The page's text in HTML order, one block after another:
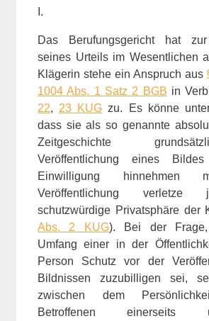
I.
Das Berufungsgericht hat
seines Urteils im Wesentlichen
Klägerin stehe ein Anspruch aus
1004 Abs. 1 Satz 2 BGB in
22, 23 KUG zu. Es könne
dass sie als so genannte
Zeitgeschichte
Veröffentlichung eines
Einwilligung hinnehmen
Veröffentlichung
schutzwürdige Privatsphäre der
Abs. 2 KUG). Bei der
Umfang einer in der
Person Schutz vor der
Bildnissen zuzubilligen sei,
zwischen dem
Betroffenen